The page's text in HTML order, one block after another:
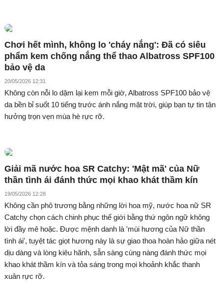
Chơi hết mình, không lo 'cháy nắng': Đã có siêu
phẩm kem chống nắng thể thao Albatross SPF100
bảo vệ da
20/05/2026 12:31
Không còn nỗi lo dặm lại kem mỗi giờ, Albatross SPF100 bảo vệ
da bền bỉ suốt 10 tiếng trước ánh nắng mặt trời, giúp bạn tự tin tận
hưởng trọn vẹn mùa hè rực rỡ.
Giải mã nước hoa SR Catchy: 'Mật mã' của Nữ
thần tình ái đánh thức mọi khao khát thầm kín
19/05/2026 12:28
Không cần phô trương bằng những lời hoa mỹ, nước hoa nữ SR
Catchy chọn cách chinh phục thế giới bằng thứ ngôn ngữ không
lời đầy mê hoặc. Được mệnh danh là 'mùi hương của Nữ thần
tình ái', tuyệt tác giọt hương này là sự giao thoa hoàn hảo giữa nét
dịu dàng và lòng kiêu hãnh, sẵn sàng cùng nàng đánh thức mọi
khao khát thầm kín và tỏa sáng trong mọi khoảnh khắc thanh
xuân rực rỡ.